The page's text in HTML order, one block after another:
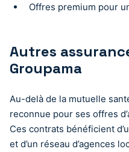
Offres premium pour
Autres
Groupama
Au-delà de la mutuelle
reconnue pour ses offres
Ces contrats bénéficient
et d’un réseau d’agences